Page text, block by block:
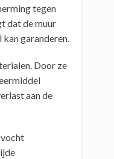
tegen
dat de muur
garanderen.
Door ze
aan de